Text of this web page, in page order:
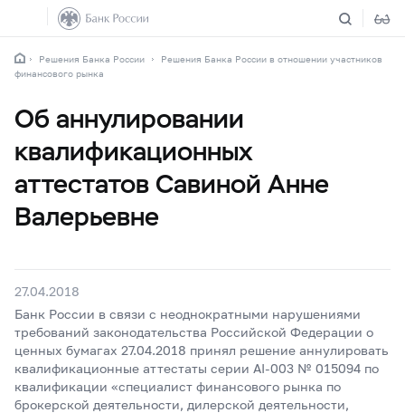
Решения Банка России
Решения Банка России в отношении участников
финансового рынка
Об аннулировании
квалификационных
аттестатов Савиной Анне
Валерьевне
27.04.2018
Банк России в связи с неоднократными нарушениями
требований законодательства Российской Федерации о
ценных бумагах 27.04.2018 принял решение аннулировать
квалификационные аттестаты серии AI-003 № 015094 по
квалификации «специалист финансового рынка по
брокерской деятельности, дилерской деятельности,